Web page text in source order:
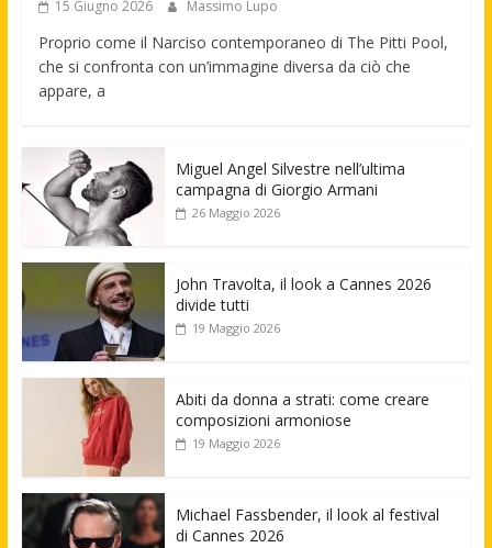
15 Giugno 2026 Massimo Lupo
Proprio come il Narciso contemporaneo di The Pitti Pool,
che si confronta con un’immagine diversa da ciò che
appare, a
Miguel Angel Silvestre nell’ultima
campagna di Giorgio Armani
26 Maggio 2026
John Travolta, il look a Cannes 2026
divide tutti
19 Maggio 2026
Abiti da donna a strati: come creare
composizioni armoniose
19 Maggio 2026
Michael Fassbender, il look al festival
di Cannes 2026